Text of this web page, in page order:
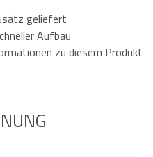
geliefert
Aufbau
zu diesem Produkt